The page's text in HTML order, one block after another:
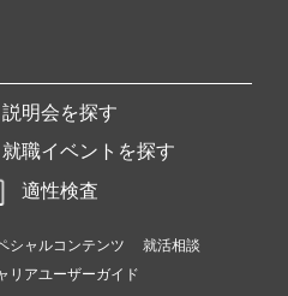
説明会を探す
就職イベントを探す
適性検査
シャルコンテンツ
就活相談
リアユーザーガイド